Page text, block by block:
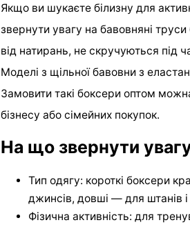
Якщо ви шукаєте білизну для
звернути увагу на бавовняні
від натирань, не скручуються під
Моделі з щільної бавовни з
Замовити такі боксери оптом
бізнесу або сімейних покупок.
На що звернути
Тип одягу: короткі боксери
джинсів, довші — для штанів
Фізична активність: для